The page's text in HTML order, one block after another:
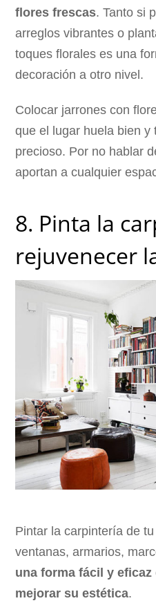
flores frescas. Tanto si
arreglos vibrantes o
toques florales es una
decoración a otro nivel.
Colocar jarrones con
que el lugar huela bien y
precioso. Por no hablar
aportan a cualquier
8. Pinta la
rejuvenecer
Pintar la carpintería de
ventanas, armarios,
una forma fácil y
mejorar su estética.